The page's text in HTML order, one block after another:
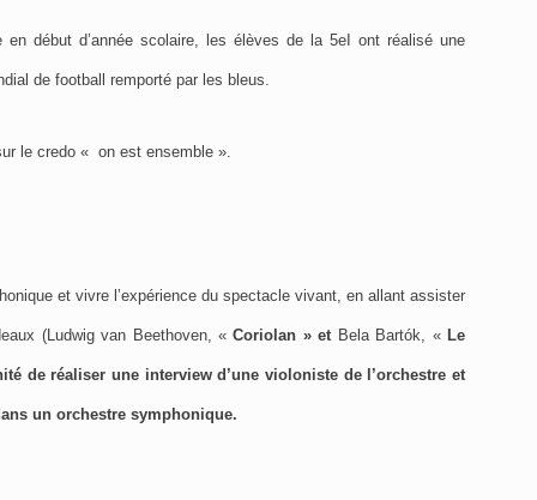
début d’année scolaire, les élèves de la 5eI ont réalisé une
de football remporté par les bleus.
le credo « on est ensemble ».
et vivre l’expérience du spectacle vivant, en allant assister
(Ludwig van Beethoven, «Coriolan » et Bela Bartók, « Le
de réaliser une interview d’une violoniste de l’orchestre et
un orchestre symphonique.